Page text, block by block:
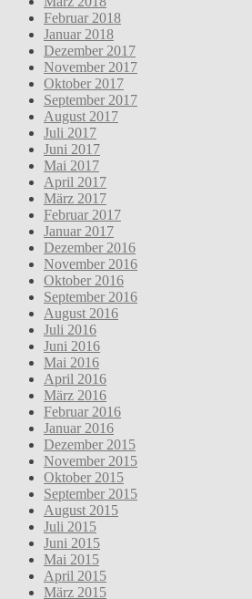
Februar 2018
Januar 2018
Dezember 2017
November 2017
Oktober 2017
September 2017
August 2017
Juli 2017
Juni 2017
Mai 2017
April 2017
März 2017
Februar 2017
Januar 2017
Dezember 2016
November 2016
Oktober 2016
September 2016
August 2016
Juli 2016
Juni 2016
Mai 2016
April 2016
März 2016
Februar 2016
Januar 2016
Dezember 2015
November 2015
Oktober 2015
September 2015
August 2015
Juli 2015
Juni 2015
Mai 2015
April 2015
März 2015